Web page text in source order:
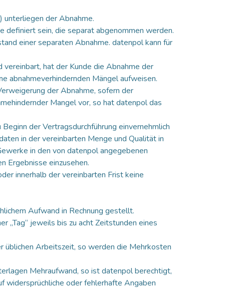
unterliegen der Abnahme.
definiert sein, die separat abgenommen werden.
einer separaten Abnahme. datenpol kann für
hat der Kunde die Abnahme der
abnahmeverhindernden Mängel aufweisen.
der Abnahme, sofern der
Mangel vor, so hat datenpol das
der Vertragsdurchführung einvernehmlich
in der vereinbarten Menge und Qualität in
in den von datenpol angegebenen
Ergebnisse einzusehen.
innerhalb der vereinbarten Frist keine
Aufwand in Rechnung gestellt.
„Tag“ jeweils bis zu acht Zeitstunden eines
üblichen Arbeitszeit, so werden die Mehrkosten
Mehraufwand, so ist datenpol berechtigt,
widersprüchliche oder fehlerhafte Angaben